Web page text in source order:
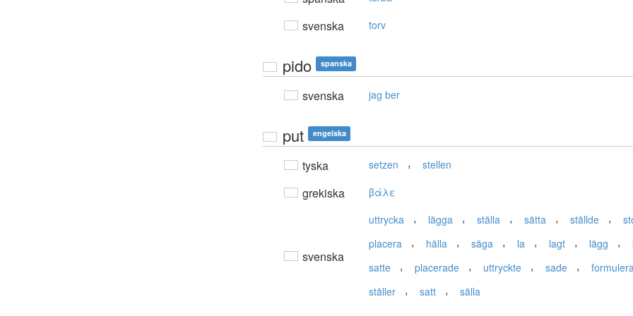
svenska torv
pido spanska
svenska jag ber
put engelska
tyska setzen , stellen
grekiska βάλε
svenska
uttrycka , lägga , ställa , sätta , ställde ,
placera , hälla , säga , la , lagt , lägg ,
satte , placerade , uttryckte , sade ,
ställer , satt , sälla